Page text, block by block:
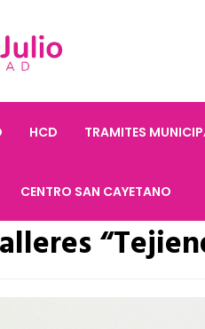
HCD TRAMITES
CENTRO SAN CAYETANO